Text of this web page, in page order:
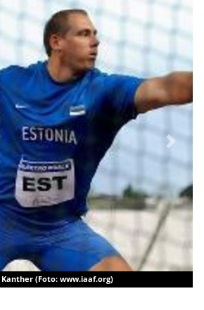
Kanther (Foto: www.iaaf.org)
Next